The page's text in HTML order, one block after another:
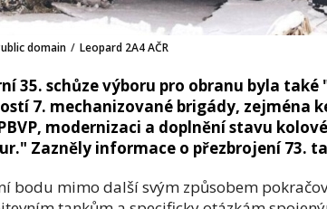
domain / Leopard 2A4 AČR
35. schůze výboru pro obranu byla také
7. mechanizované brigády, zejména
modernizaci a doplnění stavu
Zazněly informace o přezbrojení 73.
bodu mimo další svým způsobem